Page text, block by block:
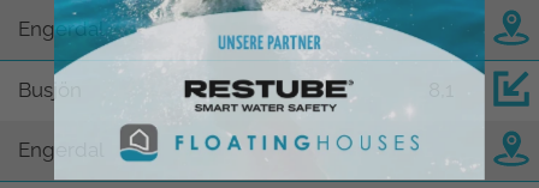
Engerdal
Busjön
Engerdal